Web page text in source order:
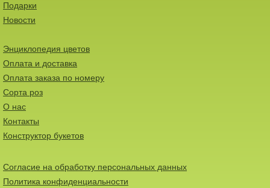
Подарки
Новости
Энциклопедия цветов
Оплата и доставка
Оплата заказа по номеру
Сорта роз
О нас
Контакты
Конструктор букетов
Согласие на обработку персональных данных
Политика конфиденциальности